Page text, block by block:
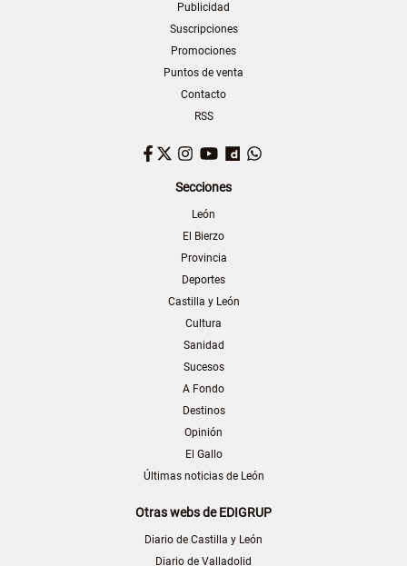
Publicidad
Suscripciones
Promociones
Puntos de venta
Contacto
RSS
Facebook
TwitterInstagram
YouTubeDailymotion
Secciones
León
El Bierzo
Provincia
Deportes
Castilla y León
Cultura
Sanidad
Sucesos
A Fondo
Destinos
Opinión
El Gallo
Últimas noticias de León
Otras webs de EDIGRUP
Diario de Castilla y León
Diario de Valladolid